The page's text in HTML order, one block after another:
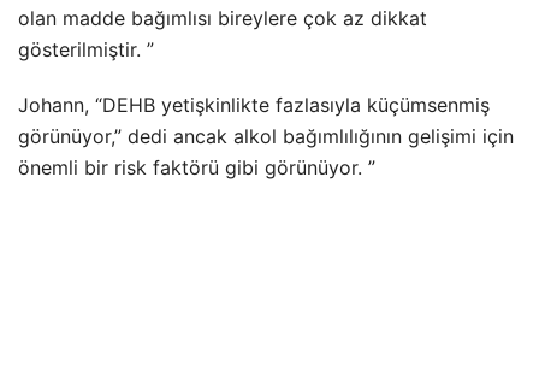
olan madde bağımlısı bireylere çok az dikkat
gösterilmiştir. ”
Johann, “DEHB yetişkinlikte fazlasıyla küçümsenmiş
görünüyor,” dedi ancak alkol bağımlılığının gelişimi için
önemli bir risk faktörü gibi görünüyor. ”